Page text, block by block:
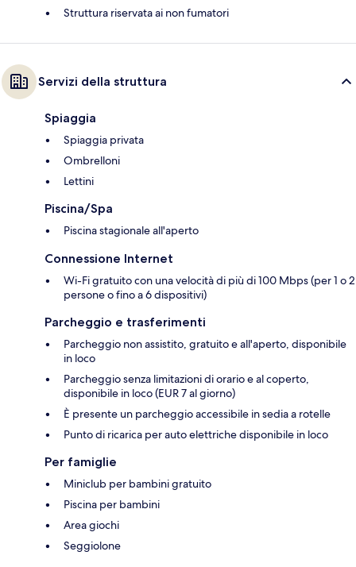
Struttura riservata ai non fumatori
Servizi della struttura
Spiaggia
Spiaggia privata
Ombrelloni
Lettini
Piscina/Spa
Piscina stagionale all'aperto
Connessione Internet
Wi-Fi gratuito con una velocità di più di 100 Mbps (per 1 o 2
persone o fino a 6 dispositivi)
Parcheggio e trasferimenti
Parcheggio non assistito, gratuito e all'aperto, disponibile
in loco
Parcheggio senza limitazioni di orario e al coperto,
disponibile in loco (EUR 7 al giorno)
È presente un parcheggio accessibile in sedia a rotelle
Punto di ricarica per auto elettriche disponibile in loco
Per famiglie
Miniclub per bambini gratuito
Piscina per bambini
Area giochi
Seggiolone